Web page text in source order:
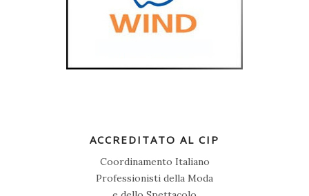
ACCREDITATO AL CIP
Coordinamento Italiano
Professionisti della Moda